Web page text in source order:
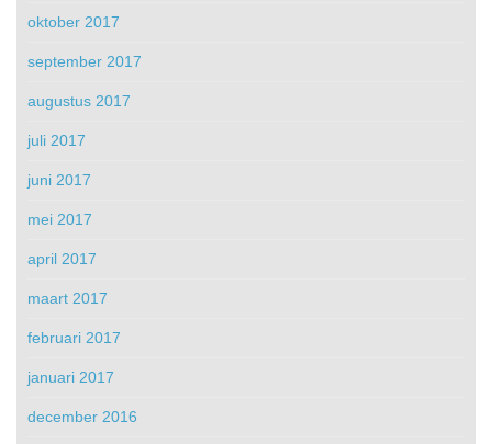
oktober 2017
september 2017
augustus 2017
juli 2017
juni 2017
mei 2017
april 2017
maart 2017
februari 2017
januari 2017
december 2016